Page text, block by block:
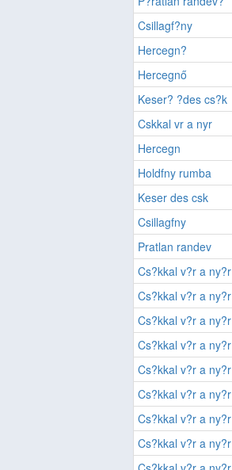
Csillagf?ny
Hercegn?
Hercegnő
Keser? ?des cs?k
Cskkal vr a nyr
Hercegn
Holdfny rumba
Keser des csk
Csillagfny
Pratlan randev
Cs?kkal v?r a ny?r
Cs?kkal v?r a ny?r
Cs?kkal v?r a ny?r
Cs?kkal v?r a ny?r
Cs?kkal v?r a ny?r
Cs?kkal v?r a ny?r
Cs?kkal v?r a ny?r
Cs?kkal v?r a ny?r